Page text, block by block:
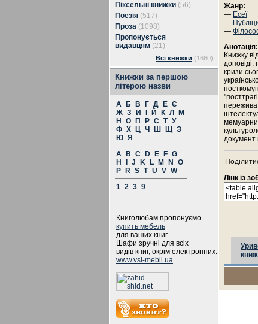
Піксельні книжки (56)
Поезія (517)
Проза (1098)
Пропонується
видавцям (21)
Всі книжки (1660)
Книжки за першою
літерою назви
А Б В Г Д Е Є
Ж З И Й К Л
М
Н
О П Р С Т У
Ф Х Ц Ч Ш Щ Э
Ю Я
A
B C D E F G
H
J K L M N
O
P
R S T U V W
1 2 3 9
Книголюбам пропонуємо
купить мебель
для ваших книг.
Шафи зручні для всіх
видів книг, окрім електронних.
www.vsi-mebli.ua
Жанр:
— Есеї
—
—
Анотація:
Книжку
доповіді,
кризи
документ
Лінк із